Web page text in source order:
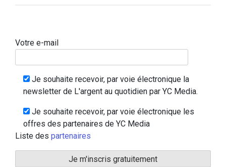
Votre e-mail
Je souhaite recevoir, par voie électronique la
newsletter de L'argent au quotidien par YC Media.
Je souhaite recevoir, par voie électronique les
offres des partenaires de YC Media
Liste des partenaires